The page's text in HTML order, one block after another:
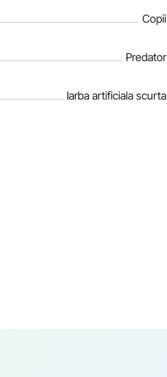
Copii
Predator
Iarba artificiala scurta